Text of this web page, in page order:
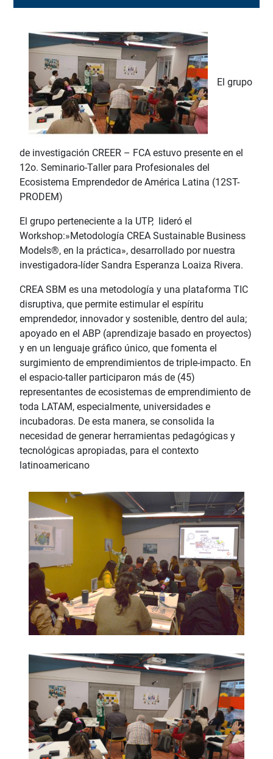
El grupo
de investigación CREER – FCA estuvo presente en el
12o. Seminario-Taller para Profesionales del
Ecosistema Emprendedor de América Latina (12ST-
PRODEM)
El grupo perteneciente a la UTP, lideró el
Workshop:»Metodología CREA Sustainable Business
Models®, en la práctica», desarrollado por nuestra
investigadora-líder Sandra Esperanza Loaiza Rivera.
CREA SBM es una metodología y una plataforma TIC
disruptiva, que permite estimular el espíritu
emprendedor, innovador y sostenible, dentro del aula;
apoyado en el ABP (aprendizaje basado en proyectos)
y en un lenguaje gráfico único, que fomenta el
surgimiento de emprendimientos de triple-impacto. En
el espacio-taller participaron más de (45)
representantes de ecosistemas de emprendimiento de
toda LATAM, especialmente, universidades e
incubadoras. De esta manera, se consolida la
necesidad de generar herramientas pedagógicas y
tecnológicas apropiadas, para el contexto
latinoamericano